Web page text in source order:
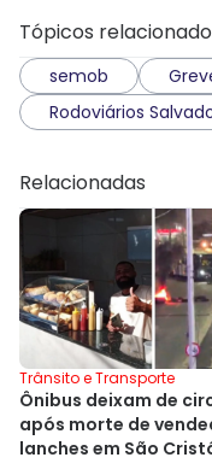
Tópicos
semob
Rodoviários
Relacionadas
Trânsito e Transporte
Ônibus deixam de
após morte de
lanches em São